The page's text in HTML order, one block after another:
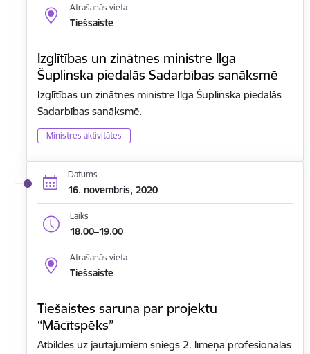
Atrašanās vieta
Tiešsaiste
Izglītības un zinātnes ministre Ilga
Šuplinska piedalās Sadarbības sanāksmē
Izglītības un zinātnes ministre Ilga Šuplinska piedalās
Sadarbības sanāksmē.
Ministres aktivitātes
Datums
16. novembris, 2020
Laiks
18.00–19.00
Atrašanās vieta
Tiešsaiste
Tiešaistes saruna par projektu
“Mācītspēks”
Atbildes uz jautājumiem sniegs 2. līmeņa profesionālās